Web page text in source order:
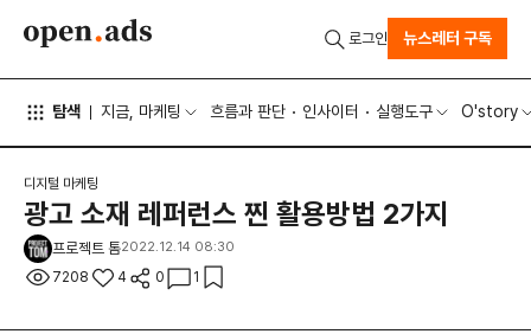
탐색 지금, 마케팅 흐름과 판단 인사이터 실행도구 O'story
로그인 뉴스레터 구독
디지털 마케팅
광고 소재 레퍼런스 찐 활용방법 2가지
프로젝트 톰2022.12.14 08:30
7208 4 0 1